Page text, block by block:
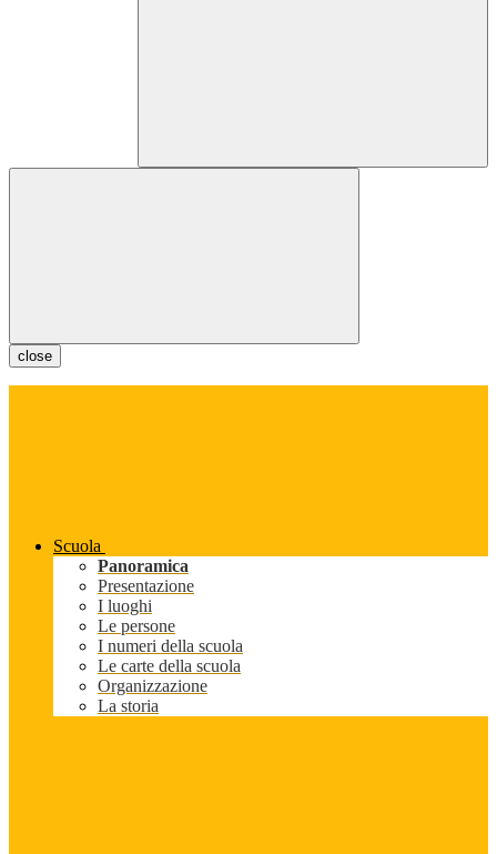
close
Scuola
Panoramica
Presentazione
I luoghi
Le persone
I numeri della scuola
Le carte della scuola
Organizzazione
La storia